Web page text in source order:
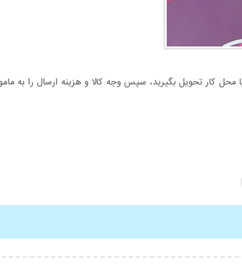
کار تحویل بگیرید، سپس وجه کالا و هزینه ارسال را به